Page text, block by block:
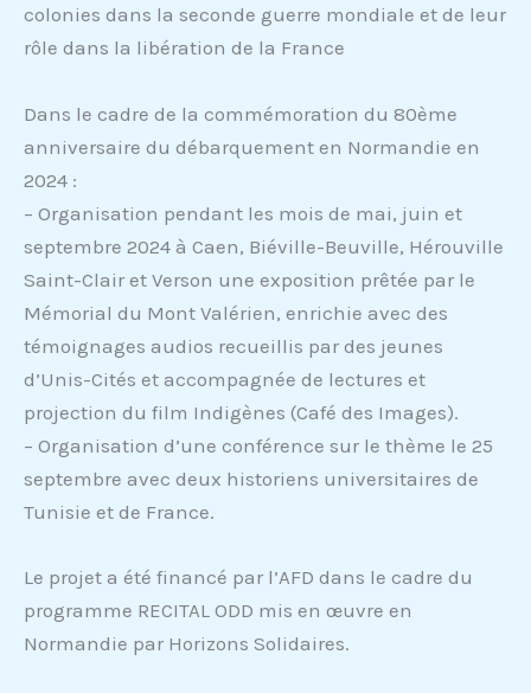
colonies dans la seconde guerre mondiale et de leur
rôle dans la libération de la France
Dans le cadre de la commémoration du 80ème
anniversaire du débarquement en Normandie en
2024 :
– Organisation pendant les mois de mai, juin et
septembre 2024 à Caen, Biéville-Beuville, Hérouville
Saint-Clair et Verson une exposition prêtée par le
Mémorial du Mont Valérien, enrichie avec des
témoignages audios recueillis par des jeunes
d’Unis-Cités et accompagnée de lectures et
projection du film Indigènes (Café des Images).
– Organisation d’une conférence sur le thème le 25
septembre avec deux historiens universitaires de
Tunisie et de France.
Le projet a été financé par l’AFD dans le cadre du
programme RECITAL ODD mis en œuvre en
Normandie par Horizons Solidaires.